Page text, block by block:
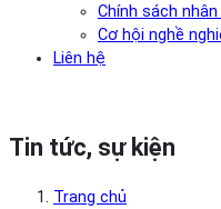
Chính sách
Cơ hội nghề
Liên hệ
Tin tức, sự kiện
Trang chủ